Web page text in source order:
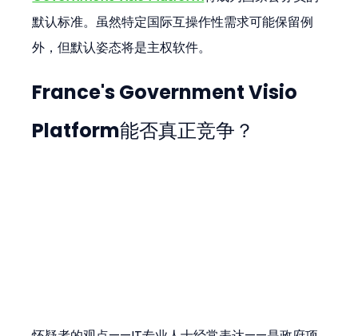
默认标准。虽然特定国际互操作性需求可能保留例
外，但默认姿态将是主权软件。
France's Government Visio
Platform能否真正竞争？